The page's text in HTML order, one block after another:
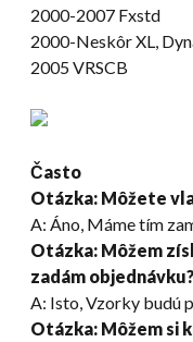
2000-2007 Fxstd
2000-Neskôr XL,
2005 VRSCB
Často
Otázka: Môžete
A: Áno, Máme tím
Otázka: Môžem
zadám objednávku?
A: Isto, Vzorky budú
Otázka: Môžem si